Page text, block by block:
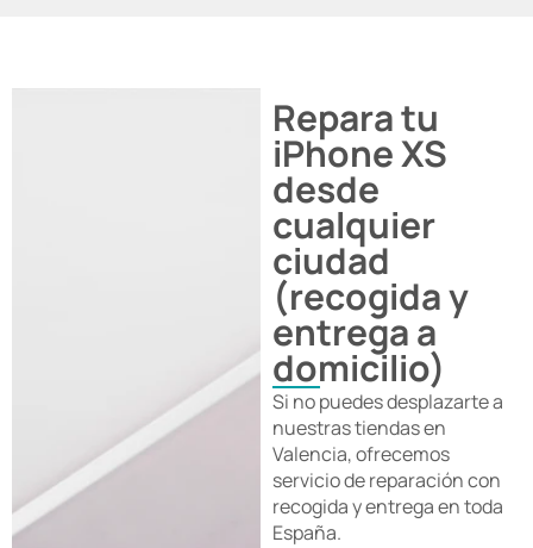
Repara tu
iPhone XS
desde
cualquier
ciudad
(recogida y
entrega a
domicilio)
Si no puedes desplazarte a
nuestras tiendas en
Valencia, ofrecemos
servicio de reparación con
recogida y entrega en toda
España.